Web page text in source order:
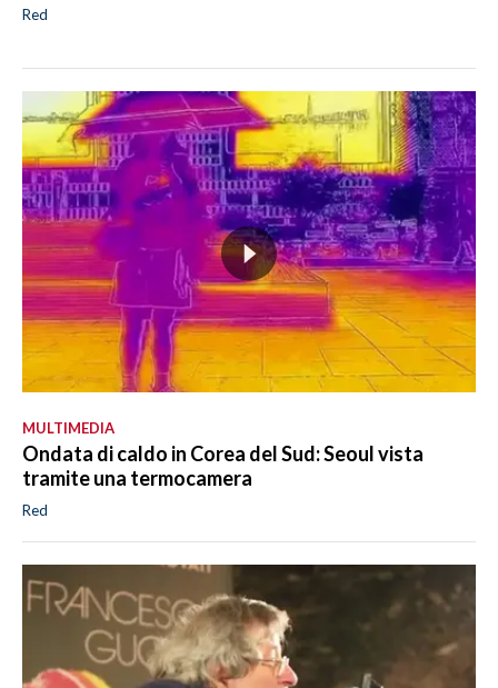
Red
MULTIMEDIA
Ondata di caldo in Corea del Sud: Seoul vista
tramite una termocamera
Red